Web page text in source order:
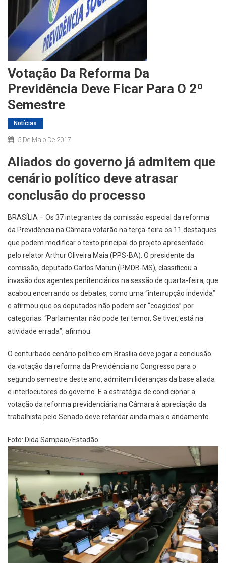
Votação Da Reforma Da
Previdência Deve Ficar Para O 2º
Semestre
Notícias
5 De Maio De 2017
Aliados do governo já admitem que
cenário político deve atrasar
conclusão do processo
BRASÍLIA – Os 37 integrantes da comissão especial da reforma
da Previdência na Câmara votarão na terça-feira os 11 destaques
que podem modificar o texto principal do projeto apresentado
pelo relator Arthur Oliveira Maia (PPS-BA). O presidente da
comissão, deputado Carlos Marun (PMDB-MS), classificou a
invasão dos agentes penitenciários na sessão de quarta-feira, que
acabou encerrando os debates, como uma “interrupção indevida”
e afirmou que os deputados não podem ser “coagidos” por
categorias. “Parlamentar não pode ter temor. Se tiver, está na
atividade errada”, afirmou.
O conturbado cenário político em Brasília deve jogar a conclusão
da votação da reforma da Previdência no Congresso para o
segundo semestre deste ano, admitem lideranças da base aliada
e interlocutores do governo. E a estratégia de condicionar a
votação da reforma previdenciária na Câmara à apreciação da
trabalhista pelo Senado deve retardar ainda mais o andamento.
Foto: Dida Sampaio/Estadão